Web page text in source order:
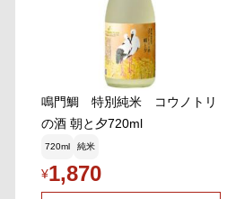
鳴門鯛 特別純米 コウノトリ
の酒 朝と夕720ml
720ml 純米
¥1,870